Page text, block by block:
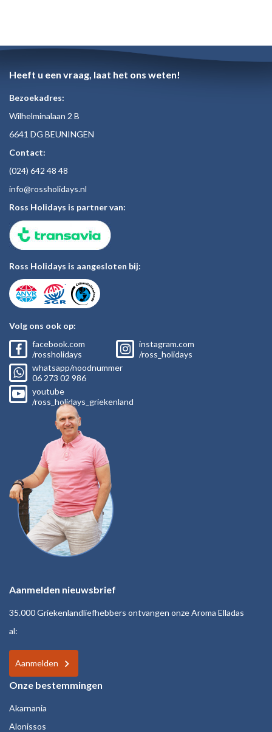
Heeft u een vraag, laat het ons weten!
Bezoekadres:
Wilhelminalaan 2 B
6641 DG BEUNINGEN
Contact:
(024) 642 48 48
info@rossholidays.nl
Ross Holidays is partner van:
Ross Holidays is aangesloten bij:
Volg ons ook op:
facebook.com
/rossholidays
instagram.com
/ross_holidays
whatsapp/noodnummer
06 273 02 986
youtube
/ross_holidays_griekenland
Aanmelden nieuwsbrief
35.000 Griekenlandliefhebbers ontvangen onze Aroma Elladas
al:
Aanmelden
Onze bestemmingen
Akarnania
Alonissos